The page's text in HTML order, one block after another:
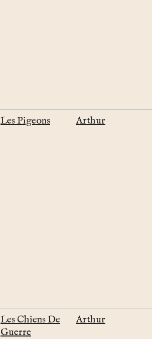
Les Pigeons Arthur
Les Chiens De
Guerre
Arthur